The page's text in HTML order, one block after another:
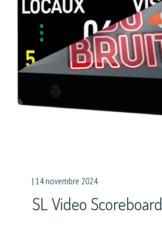
| 14 novembre 2024
SL Video Scoreboard